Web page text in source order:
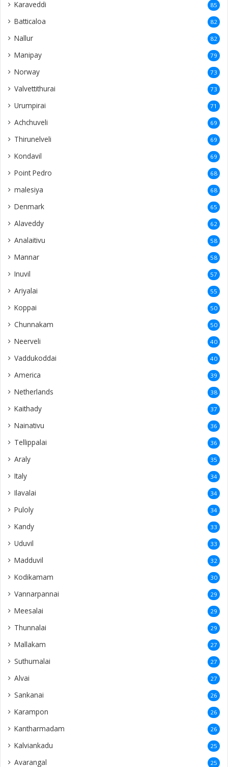
Karaveddi 85
Batticaloa 82
Nallur 82
Manipay 79
Norway 73
Valvettithurai 73
Urumpirai 71
Achchuveli 69
Thirunelveli 69
Kondavil 69
Point Pedro 68
malesiya 68
Denmark 65
Alaveddy 62
Analaitivu 58
Mannar 58
Inuvil 57
Ariyalai 55
Koppai 50
Chunnakam 50
Neerveli 40
Vaddukoddai 40
America 39
Netherlands 38
Kaithady 37
Nainativu 36
Tellippalai 36
Araly 35
Italy 34
Ilavalai 34
Puloly 34
Kandy 33
Uduvil 33
Madduvil 32
Kodikamam 30
Vannarpannai 29
Meesalai 29
Thunnalai 29
Mallakam 27
Suthumalai 27
Alvai 27
Sankanai 26
Karampon 26
Kantharmadam 26
Kalviankadu 25
Avarangal 25